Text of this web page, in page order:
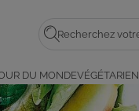
Rechercher
DU MONDEVÉGÉTARIEN